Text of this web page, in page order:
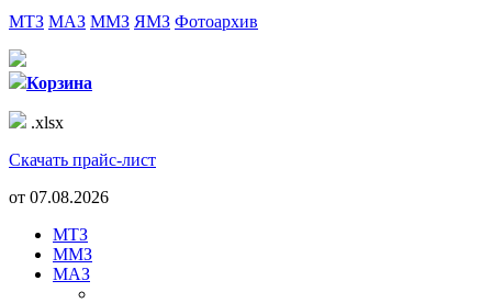
МТЗ МАЗ ММЗ ЯМЗ Фотоархив
Корзина
.xlsx
Скачать прайс-лист
от 07.08.2026
МТЗ
ММЗ
МАЗ